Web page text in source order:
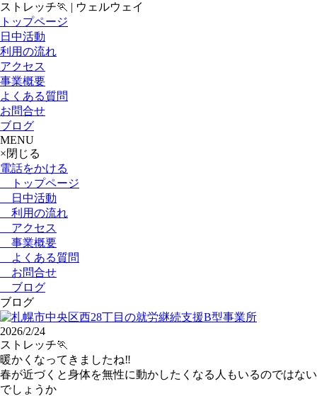
ストレッチ🏃 | ウェルウェイ
トップページ
日中活動
利用の流れ
アクセス
事業概要
よくある質問
お問合せ
ブログ
MENU
×閉じる
電話をかける
トップページ
日中活動
利用の流れ
アクセス
事業概要
よくある質問
お問合せ
ブログ
ブログ
2026/2/24
ストレッチ🏃
暖かくなってきましたね‼️
春が近づくと身体を無性に動かしたくなる人もいるのではない
でしょうか